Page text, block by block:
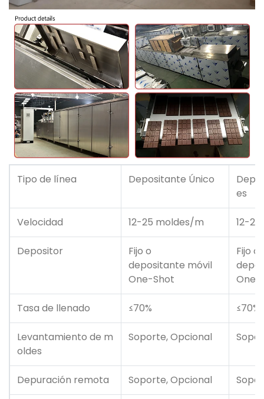
Tipo de línea Depositante Único
es
Velocidad 12-25 moldes/m 12-
Depositor
Fijo o
depositante móvil
One-Shot
Fijo o
One-
Tasa de llenado ≤70% ≤70%
Levantamiento de m
oldes
Soporte, Opcional
Depuración remota Soporte, Opcional